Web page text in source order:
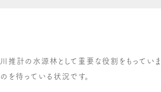
推計の水源林として重要な役割をもっていま
を待っている状況です。